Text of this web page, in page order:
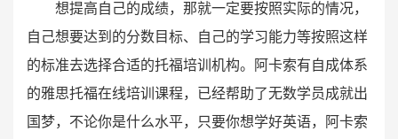
想提高自己的成绩，那就一定要按照实际的情况，
自己想要达到的分数目标、自己的学习能力等按照这样
的标准去选择合适的托福培训机构。阿卡索有自成体系
的雅思托福在线培训课程，已经帮助了无数学员成就出
国梦，不论你是什么水平，只要你想学好英语，阿卡索